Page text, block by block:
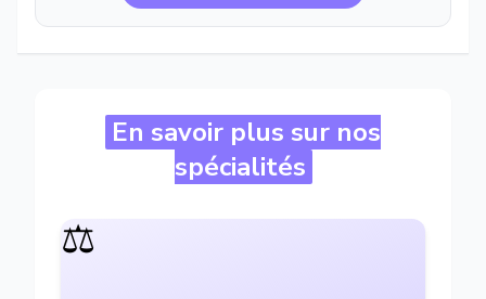
En savoir plus sur nos
spécialités
⚖️